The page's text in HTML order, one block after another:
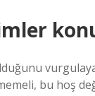
bu hoş